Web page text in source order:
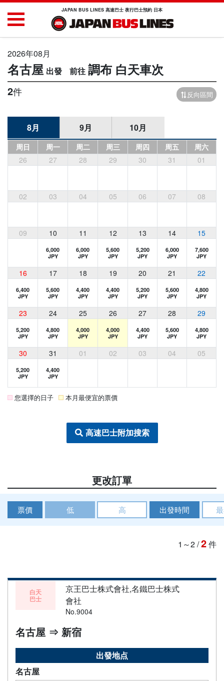
JAPAN BUS LINES 高速巴士 夜行巴士預約 日本
2026年08月
名古屋 調布 白天車次
2件 反向區間
8月 9月 10月
周日 周一 周二 周三 周四 周五
周六
26
27 28 29 30 31 01
02 03 04 05 06 07 08
09 10 11 12 13 14 15
6,000
JPY
6,000
JPY
5,600
JPY
5,200
JPY
6,000
JPY
7,600
JPY
16 17 18 19 20 21 22
6,400
JPY
5,600
JPY
4,400
JPY
4,400
JPY
5,200
JPY
5,600
JPY
4,800
JPY
23 24 25 26 27 28 29
5,200
JPY
4,800
JPY
4,000
JPY
4,000
JPY
4,400
JPY
5,600
JPY
4,800
JPY
30 31 01 02 03 04 05
5,200
JPY
4,400
JPY
您選擇的日子 本月最便宜的票價
高速巴士附加搜索
更改訂單
票價 低 高 出發時間
1～2/2件
白天
巴士
京王巴士株式會社,名鐵巴士株式
會社
No.9004
名古屋 ⇒ 新宿
出發地点
名古屋